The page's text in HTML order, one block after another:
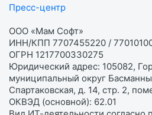
Пресс-центр
ООО «Мам Софт»
ИНН/КПП 7707455220 /
ОГРН 1217700330275
Юридический адрес: 105082,
муниципальный округ
Спартаковская, д. 14, стр. 2,
ОКВЭД (основной): 62.01